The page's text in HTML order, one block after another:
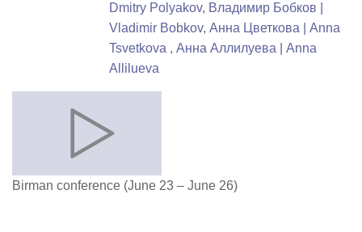
Dmitry Polyakov, Владимир Бобков |
Vladimir Bobkov, Анна Цветкова | Anna
Tsvetkova , Анна Аллилуева | Anna
Allilueva
Birman conference (June 23 – June 26)